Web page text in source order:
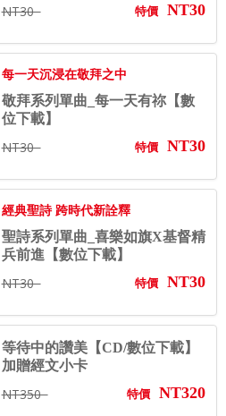
NT30 特價 NT30
每一天沉浸在敬拜之中
敬拜系列單曲_每一天有祢【數
位下載】
NT30 特價 NT30
經典聖詩 跨時代新詮釋
聖詩系列單曲_喜樂如旗X基督精
兵前進【數位下載】
NT30 特價 NT30
等待中的讚美【CD/數位下載】
加贈經文小卡
NT350 特價 NT320